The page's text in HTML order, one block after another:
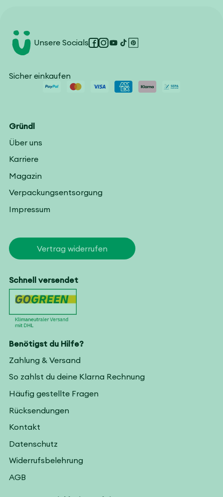
Unsere SocialsFacebook
Instagram
YouTube
TikTokPinterest
Sicher einkaufen
Benötigst du Hilfe?
Zahlung & Versand
So zahlst du deine Klarna Rechnung
Häufig gestellte Fragen
Rücksendungen
Kontakt
Datenschutz
Widerrufsbelehrung
AGB
Gründl
Über uns
Karriere
Magazin
Verpackungsentsorgung
Impressum
Vertrag widerrufen
Schnell versendet